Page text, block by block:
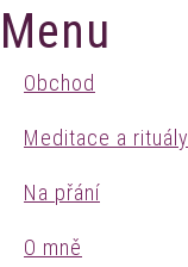
Menu
Obchod
Meditace a rituály
Na přání
O mně